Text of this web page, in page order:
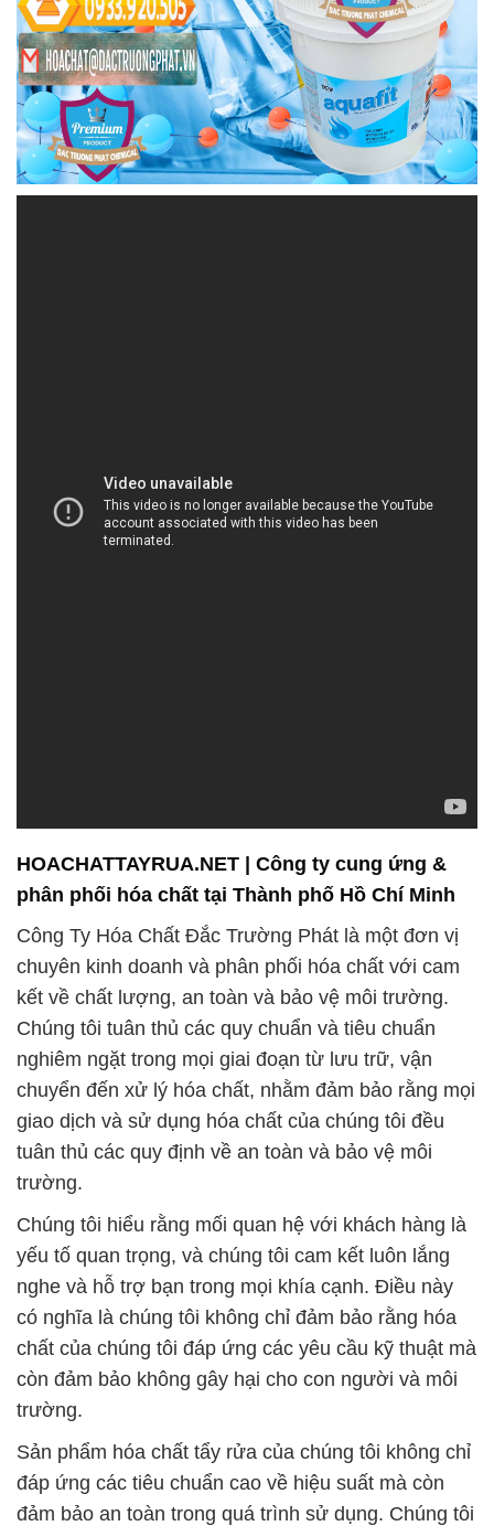
HOACHATTAYRUA.NET | Công ty cung ứng &
phân phối hóa chất tại Thành phố Hồ Chí Minh
Công Ty Hóa Chất Đắc Trường Phát là một đơn vị
chuyên kinh doanh và phân phối hóa chất với cam
kết về chất lượng, an toàn và bảo vệ môi trường.
Chúng tôi tuân thủ các quy chuẩn và tiêu chuẩn
nghiêm ngặt trong mọi giai đoạn từ lưu trữ, vận
chuyển đến xử lý hóa chất, nhằm đảm bảo rằng mọi
giao dịch và sử dụng hóa chất của chúng tôi đều
tuân thủ các quy định về an toàn và bảo vệ môi
trường.
Chúng tôi hiểu rằng mối quan hệ với khách hàng là
yếu tố quan trọng, và chúng tôi cam kết luôn lắng
nghe và hỗ trợ bạn trong mọi khía cạnh. Điều này
có nghĩa là chúng tôi không chỉ đảm bảo rằng hóa
chất của chúng tôi đáp ứng các yêu cầu kỹ thuật mà
còn đảm bảo không gây hại cho con người và môi
trường.
Sản phẩm hóa chất tẩy rửa của chúng tôi không chỉ
đáp ứng các tiêu chuẩn cao về hiệu suất mà còn
đảm bảo an toàn trong quá trình sử dụng. Chúng tôi